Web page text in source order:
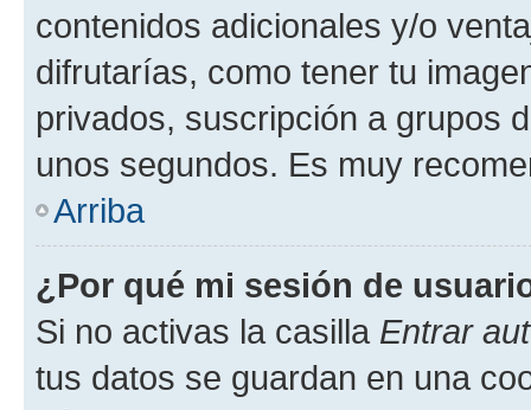
contenidos adicionales y/o
difrutarías, como tener tu
privados, suscripción a grupos
unos segundos. Es muy
Arriba
¿Por qué mi sesión de
Si no activas la casilla Entrar
tus datos se guardan en una